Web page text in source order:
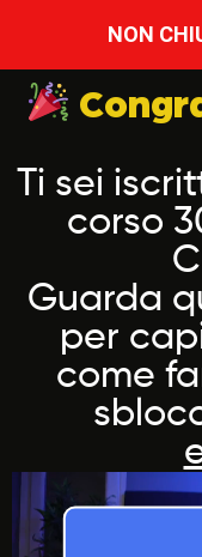
NON
Ti sei
corso
Guarda
per
come